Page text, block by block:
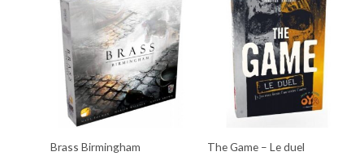
Brass Birmingham The Game – Le duel